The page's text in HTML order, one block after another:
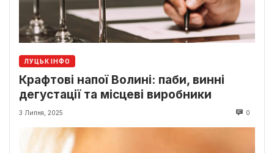
ЛУЦЬК ІНФО
Крафтові напої Волині: паби, винні
дегустації та місцеві виробники
3 Липня, 2025 0